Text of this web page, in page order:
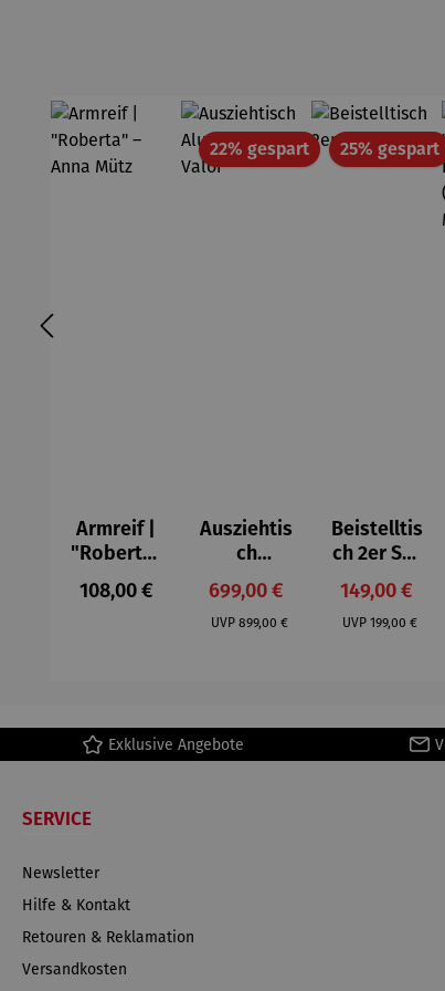
Armreif |
"Roberta"
– Anna
Mütz
Regulärer Preis:
108,00 €
22% gespartRabatt
Ausziehtis
ch
Aluminium
– Valor
Verkaufspreis:
699,00 €
UVP Regulärer Preis:
899,00 €
25% gespart
Beistelltis
ch 2er Set
– Dalias
149,00 €
UVP Regulärer
199,00 €
Exklusive Angebote
SERVICE
Newsletter
Hilfe & Kontakt
Retouren & Reklamation
Versandkosten